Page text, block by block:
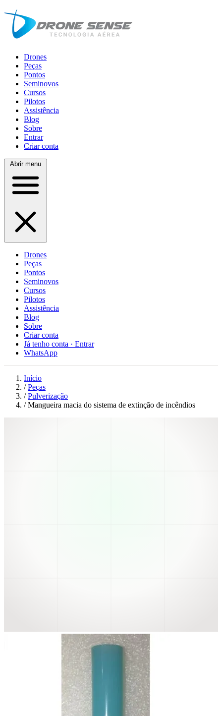
Drones
Peças
Pontos
Seminovos
Cursos
Pilotos
Assistência
Blog
Sobre
Entrar
Criar conta
Abrir menu
Drones
Peças
Pontos
Seminovos
Cursos
Pilotos
Assistência
Blog
Sobre
Criar conta
Já tenho conta · Entrar
WhatsApp
Início
/ Peças
/ Pulverização
/ Mangueira macia do sistema de extinção de incêndios